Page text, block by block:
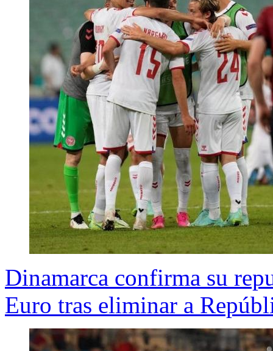
Dinamarca confirma su
Euro tras eliminar a